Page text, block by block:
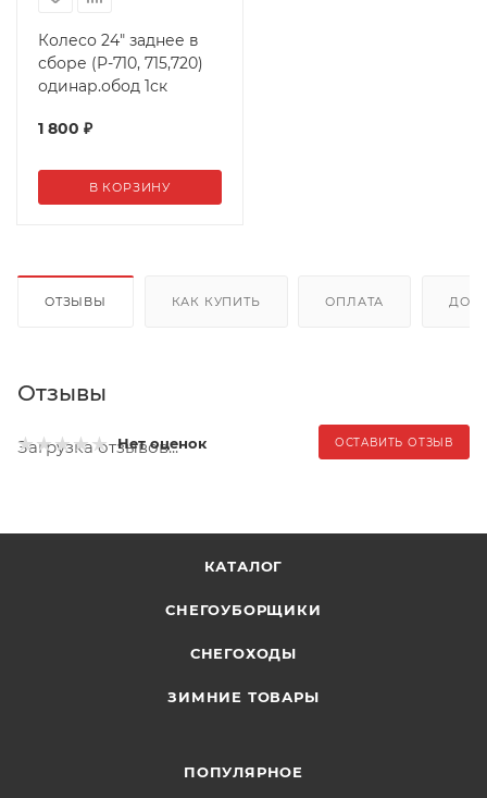
Колесо 24" заднее в
сборе (P-710, 715,720)
одинар.обод 1ск
1 800 ₽
В КОРЗИНУ
ОТЗЫВЫ КАК КУПИТЬ ОПЛАТА
Отзывы
Нет оценок ОСТАВИТЬ ОТЗЫВ
Загрузка отзывов...
КАТАЛОГ
СНЕГОУБОРЩИКИ
СНЕГОХОДЫ
ЗИМНИЕ ТОВАРЫ
ПОПУЛЯРНОЕ